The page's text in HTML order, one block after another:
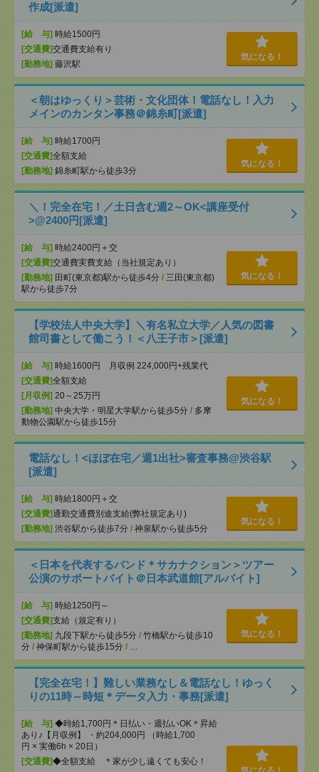
作成[派遣]
[給 与] 時給1500円
[交通費]交通費支給有り
[勤務地] 藤沢駅
気になる！
＜朝はゆっくり＞芸術・文化団体！電話なし！入力
メインのカンタン事務＠錦糸町[派遣]
[給 与] 時給1700円
[交通費]全額支給
[勤務地] 錦糸町駅から徒歩3分
気になる！
＼！完全在宅！／土日含む週2～OK<講座受付
>@2400円[派遣]
[給 与] 時給2400円＋交
[交通費]交通費実費支給（当社規定あり）
[勤務地] 田町(東京都)駅から徒歩4分 / 三田(東京都)
駅から徒歩7分
気になる！
【学校法人中央大学】＼有名私立大学／人気の図書
館司書として働こう！＜八王子市＞[派遣]
[給 与] 時給1600円 月収例 224,000円+残業代
[交通費]全額支給
[月収例] 20～25万円
[勤務地] 中央大学・明星大学駅から徒歩5分 / 多摩
動物公園駅から徒歩15分
気になる！
電話なし！<ほぼ在宅／週1出社>審査事務@渋谷駅
[派遣]
[給 与] 時給1800円＋交
[交通費]通勤交通費別途支給(弊社規定あり)
[勤務地] 渋谷駅から徒歩7分 / 神泉駅から徒歩5分
気になる！
＜日本を代表するバンド＊サカナクション＞ツアー
公演のサポートバイト＠日本武道館[アルバイト]
[給 与] 時給1250円～
[交通費]支給（規定有り）
[勤務地] 九段下駅から徒歩5分 / 竹橋駅から徒歩10
分 / 神保町駅から徒歩15分 / …
気になる！
【完全在宅！】難しい業務なし＆電話なし！ゆっく
りの11時～時短＊データ入力・事務[派遣]
[給 与] ◆時給1,700円＊日払い・週払いOK＊昇給
あり♪【月収例】 ・約204,000円 （時給1,700
円 × 実働6h × 20日）
[交通費]◆全額支給 ＊家が少し遠くても安心！